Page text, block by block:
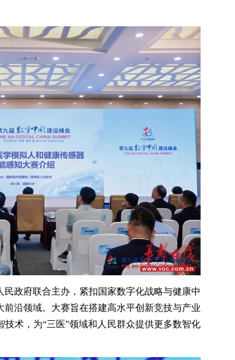
政府联合主办，紧扣国家数字化战略与健康中
沿领域。大赛旨在搭建高水平创新竞技与产业
术，为“三医”领域和人民群众提供更多数智化